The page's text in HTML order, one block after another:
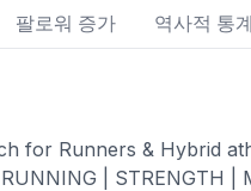
팔로워 증가 역사적 통계
for Runners & Hybrid
| STRENGTH |